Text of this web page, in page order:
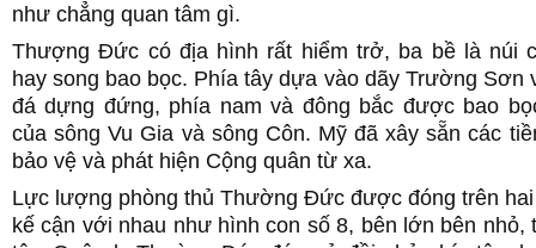
như chẳng quan tâm gì.
Thượng Đức có địa hình rất hiểm trở, ba bề là núi
hay song bao bọc. Phía tây dựa vào dãy Trường Sơn
đá dựng đứng, phía nam và đông bắc được bao
của sông Vu Gia và sông Côn. Mỹ đã xây sẵn các
bảo vệ và phát hiện Cộng quân từ xa.
Lực lượng phòng thủ Thường Đức được đóng trên
kế cận với nhau như hình con số 8, bên lớn bên nhỏ,